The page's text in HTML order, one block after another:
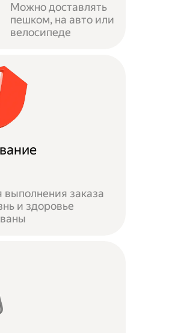
Можно доставлять
пешком, на авто или
велосипеде
заказа
и здоровье